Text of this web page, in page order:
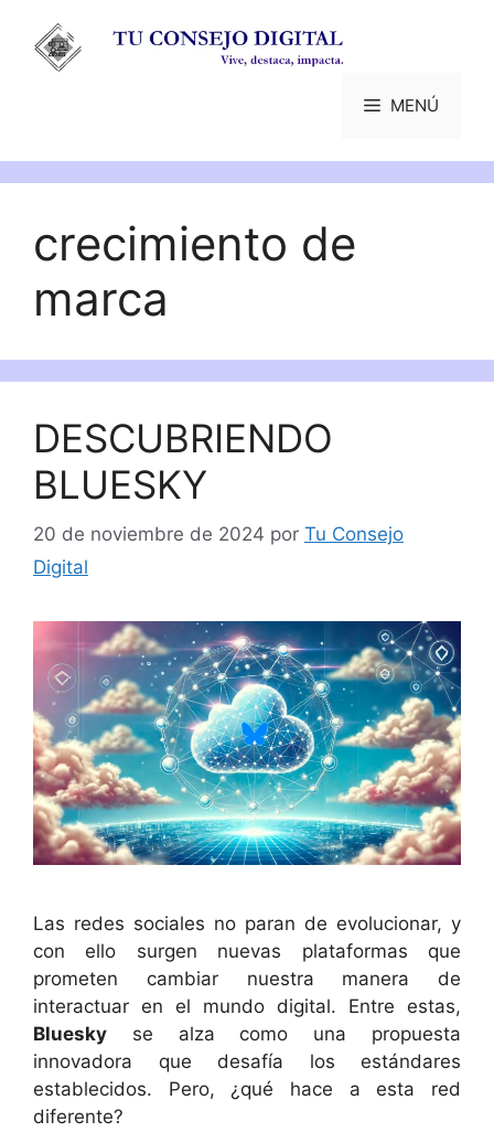
contenido
MENÚ
crecimiento de
marca
DESCUBRIENDO
BLUESKY
20 de noviembre de 2024 por Tu Consejo
Digital
Las redes sociales no paran de evolucionar, y
con ello surgen nuevas plataformas que
prometen cambiar nuestra manera de
interactuar en el mundo digital. Entre estas,
Bluesky se alza como una propuesta
innovadora que desafía los estándares
establecidos. Pero, ¿qué hace a esta red
diferente?